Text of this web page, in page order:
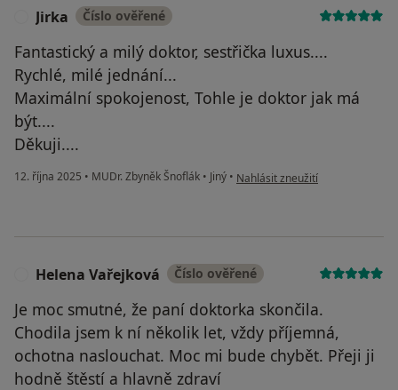
Jirka Číslo ověřené
Fantastický a milý doktor, sestřička luxus....
Rychlé, milé jednání...
Maximální spokojenost, Tohle je doktor jak má
být....
Děkuji....
12. října 2025 • MUDr. Zbyněk Šnoflák • Jiný • podle názoru uživatele Jirka
Nahlásit zneužití
Helena Vařejková Číslo ověřené
Je moc smutné, že paní doktorka skončila.
Chodila jsem k ní několik let, vždy příjemná,
ochotna naslouchat. Moc mi bude chybět. Přeji ji
hodně štěstí a hlavně zdraví